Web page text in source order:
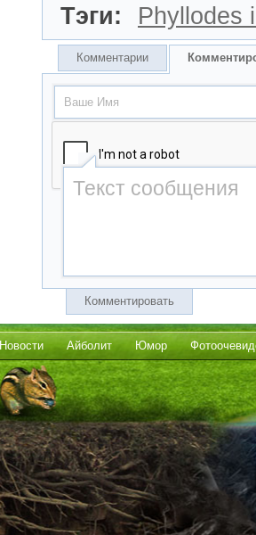
Тэги: Phyllodes
Комментарии
Комментировать
Новости Айболит Юмор